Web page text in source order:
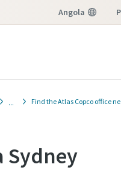
Angola
Find the Atlas Copco office
Sydney